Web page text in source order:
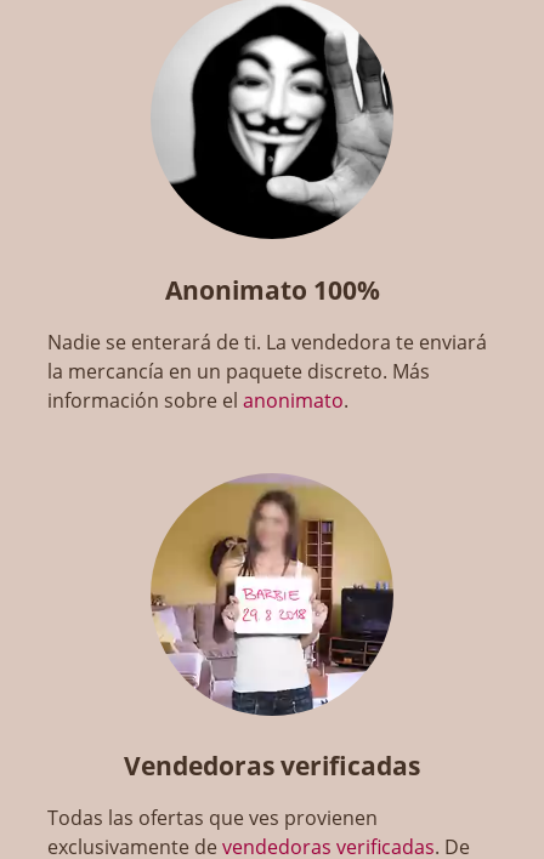
Anonimato 100%
Nadie se enterará de ti. La vendedora te enviará
la mercancía en un paquete discreto. Más
información sobre elanonimato.
Vendedoras verificadas
Todas las ofertas que ves provienen
exclusivamente devendedoras verificadas. De